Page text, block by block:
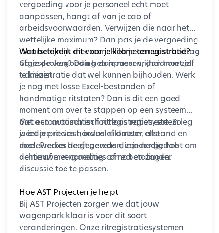
vergoeding voor je personeel echt moet
aanpassen, hangt af van je cao of
arbeidsvoorwaarden. Verwijzen die naar het
wettelijke maximum? Dan pas je de vergoeding
waarschijnlijk mee aan. Heb je een vast bedrag
afgesproken? Dan heb je meer vrijheid om zelf
te kiezen.
Wat betekent dit voor je kilometerregistratie?
Ga je de vergoeding aanpassen, dan moet je
administratie dat wel kunnen bijhouden. Werk
je nog met losse Excel-bestanden of
handmatige ritstaten? Dan is dit een goed
moment om over te stappen op een systeem
dat automatisch en foutloos registreert. Zo
weet je precies hoeveel kilometer elke
medewerker heeft gereden, zonder gedoe
achteraf met correcties of nabetalingen.
Met een automatisch ritregistratiesysteem leg
je iedere rit vast, inclusief datum, afstand en
doel. Precies de gegevens die je nodig hebt om
de nieuwe vergoeding correct en zonder
discussie toe te passen.
Hoe AST Projecten je helpt
Bij AST Projecten zorgen we dat jouw
wagenpark klaar is voor dit soort
veranderingen. Onze ritregistratiesystemen